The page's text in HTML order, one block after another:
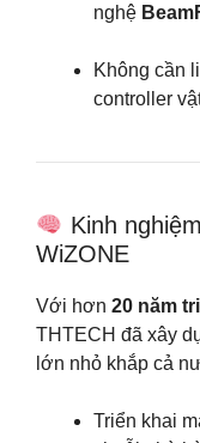
nghệ
Không cần
controller
Kinh
WiZONE
Với hơn 20 năm
THTECH đã xây
lớn nhỏ khắp cả
Triển khai